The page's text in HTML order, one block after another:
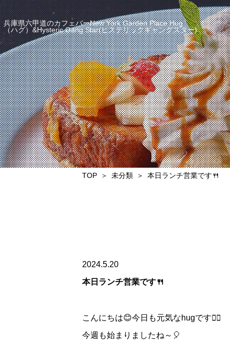
兵庫県六甲道のカフェバーNew York Garden Place Hug
（ハグ）&Hysteric Gang Star(ヒステリックギャングスター)
TOP 未分類 本日ランチ営業です🍴
2024.5.20
本日ランチ営業です🍴
こんにちは😊今日も元気なhugです🐱‍🏍
今週も始まりましたね～🎈